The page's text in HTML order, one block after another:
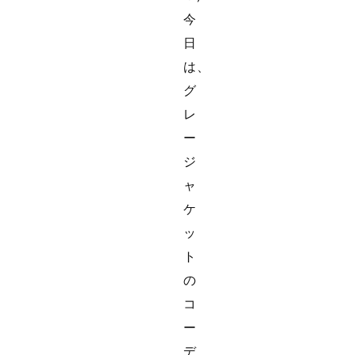
今
日
は、
グ
レ
ー
ジ
ャ
ケ
ッ
ト
の
コ
ー
デ